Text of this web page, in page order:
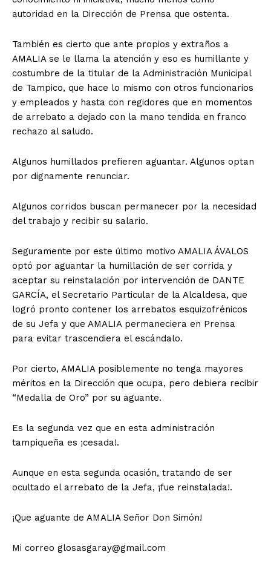
autoridad en la Dirección de Prensa que ostenta.
También es cierto que ante propios y extraños a
AMALIA se le llama la atención y eso es humillante y
costumbre de la titular de la Administración Municipal
de Tampico, que hace lo mismo con otros funcionarios
y empleados y hasta con regidores que en momentos
de arrebato a dejado con la mano tendida en franco
rechazo al saludo.
Algunos humillados prefieren aguantar. Algunos optan
por dignamente renunciar.
Algunos corridos buscan permanecer por la necesidad
del trabajo y recibir su salario.
Seguramente por este último motivo AMALIA ÁVALOS
optó por aguantar la humillación de ser corrida y
aceptar su reinstalación por intervención de DANTE
GARCÍA, el Secretario Particular de la Alcaldesa, que
logró pronto contener los arrebatos esquizofrénicos
de su Jefa y que AMALIA permaneciera en Prensa
para evitar trascendiera el escándalo.
Por cierto, AMALIA posiblemente no tenga mayores
méritos en la Dirección que ocupa, pero debiera recibir
“Medalla de Oro” por su aguante.
Es la segunda vez que en esta administración
tampiqueña es ¡cesada!.
Aunque en esta segunda ocasión, tratando de ser
ocultado el arrebato de la Jefa, ¡fue reinstalada!.
¡Que aguante de AMALIA Señor Don Simón!
Mi correo glosasgaray@gmail.com